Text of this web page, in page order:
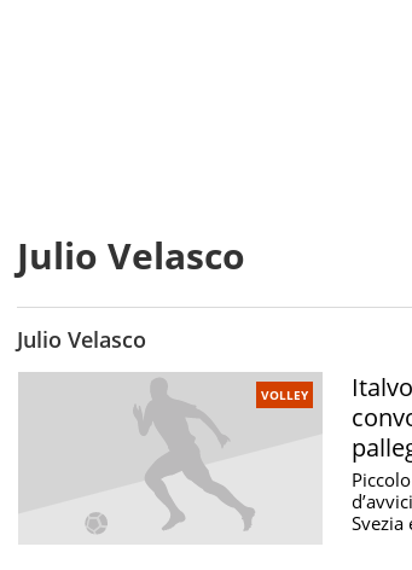
Julio Velasco
Julio Velasco
VOLLEY
Svezia